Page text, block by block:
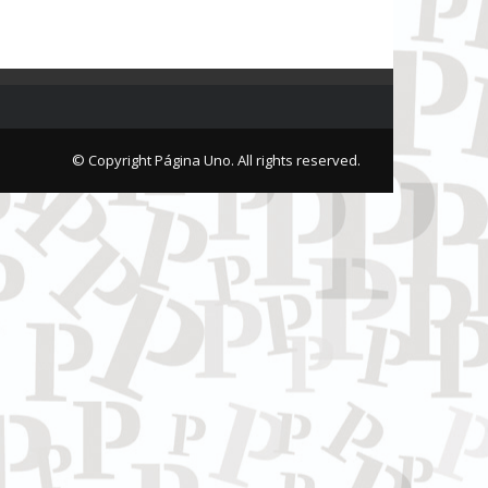
© Copyright Página Uno. All rights reserved.